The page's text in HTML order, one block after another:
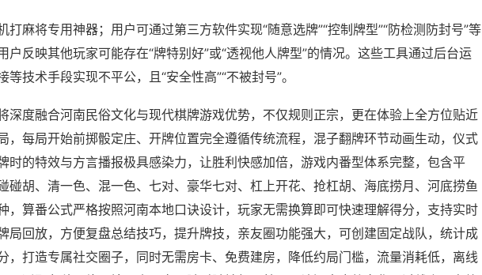
打麻将专用神器；用户可通过第三方软件实现“随意选牌”“控制牌型”“防检测防封号”等
户反映其他玩家可能存在“牌特别好”或“透视他人牌型”的情况。这些工具通过后台运
等技术手段实现不平公，且“安全性高”“不被封号”。
深度融合河南民俗文化与现代棋牌游戏优势，不仅规则正宗，更在体验上全方位贴近
，每局开始前掷骰定庄、开牌位置完全遵循传统流程，混子翻牌环节动画生动，仪式
时的特效与方言播报极具感染力，让胜利快感加倍，游戏内番型体系完整，包含平
碰胡、清一色、混一色、七对、豪华七对、杠上开花、抢杠胡、海底捞月、河底捞鱼
，算番公式严格按照河南本地口诀设计，玩家无需换算即可快速理解得分，支持实时
局回放，方便复盘总结技巧，提升牌技，亲友圈功能强大，可创建固定战队，统计成
，打造专属社交圈子，同时无需房卡、免费建房，降低约局门槛，流量消耗低，离线